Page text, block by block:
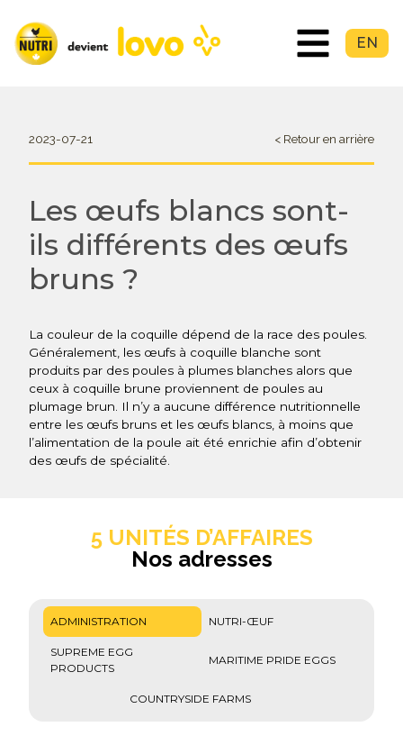
EN
2023-07-21 < Retour en arrière
Les œufs blancs sont-
ils différents des œufs
bruns ?
La couleur de la coquille dépend de la race des poules.
Généralement, les œufs à coquille blanche sont
produits par des poules à plumes blanches alors que
ceux à coquille brune proviennent de poules au
plumage brun. Il n’y a aucune différence nutritionnelle
entre les œufs bruns et les œufs blancs, à moins que
l’alimentation de la poule ait été enrichie afin d’obtenir
des œufs de spécialité.
5 UNITÉS D’AFFAIRES
Nos adresses
ADMINISTRATION NUTRI-ŒUF
SUPREME EGG
PRODUCTS
MARITIME PRIDE EGGS
COUNTRYSIDE FARMS